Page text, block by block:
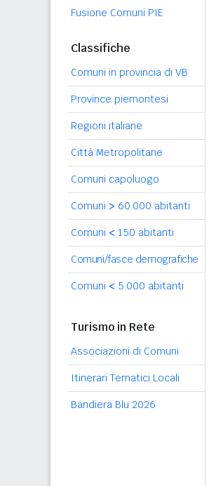
Fusione Comuni PIE
Classifiche
Comuni in provincia di VB
Province piemontesi
Regioni italiane
Città Metropolitane
Comuni capoluogo
Comuni > 60.000 abitanti
Comuni < 150 abitanti
Comuni/fasce demografiche
Comuni < 5.000 abitanti
Turismo in Rete
Associazioni di Comuni
Itinerari Tematici Locali
Bandiera Blu 2026